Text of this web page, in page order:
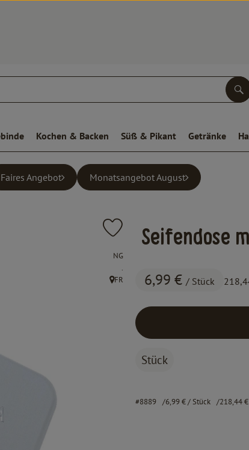
Kochen & Backen Süß & Pikant Getränke
Faires Angebot Monatsangebot August
Seifendose
6,99 € / Stück
Produkt zu Favouriten hinzufügen
, Verband:
NG
.
, Herkunft:
FR
Stück
#8889 6,99 €/ Stück 218,44 €